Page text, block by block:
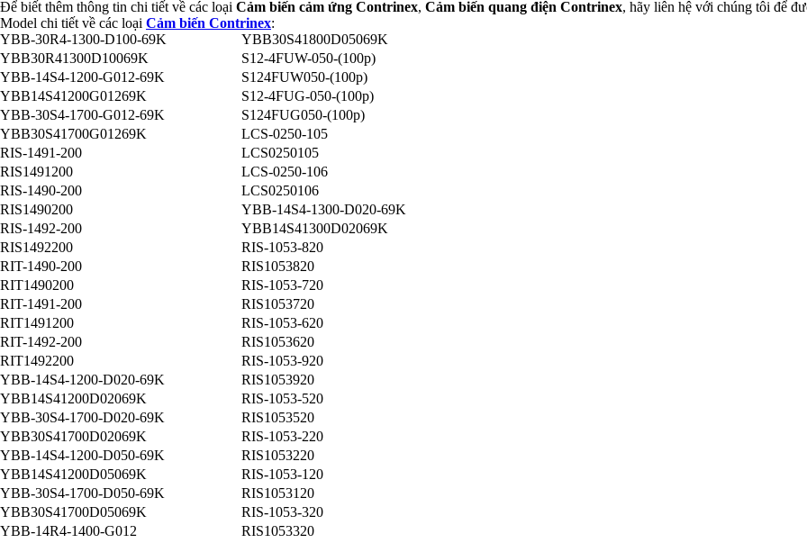
Để biết thêm thông tin chi tiết về các loại Cảm biến cảm ứng Contrinex, Cảm biến quang điện Contrinex, hãy liên hệ với chúng tôi để
Model chi tiết về các loại Cảm biến Contrinex:
YBB-30R4-1300-D100-69K
YBB30S41800D05069K
YBB30R41300D10069K
S12-4FUW-050-(100p)
YBB-14S4-1200-G012-69K
S124FUW050-(100p)
YBB14S41200G01269K
S12-4FUG-050-(100p)
YBB-30S4-1700-G012-69K
S124FUG050-(100p)
YBB30S41700G01269K
LCS-0250-105
RIS-1491-200
LCS0250105
RIS1491200
LCS-0250-106
RIS-1490-200
LCS0250106
RIS1490200
YBB-14S4-1300-D020-69K
RIS-1492-200
YBB14S41300D02069K
RIS1492200
RIS-1053-820
RIT-1490-200
RIS1053820
RIT1490200
RIS-1053-720
RIT-1491-200
RIS1053720
RIT1491200
RIS-1053-620
RIT-1492-200
RIS1053620
RIT1492200
RIS-1053-920
YBB-14S4-1200-D020-69K
RIS1053920
YBB14S41200D02069K
RIS-1053-520
YBB-30S4-1700-D020-69K
RIS1053520
YBB30S41700D02069K
RIS-1053-220
YBB-14S4-1200-D050-69K
RIS1053220
YBB14S41200D05069K
RIS-1053-120
YBB-30S4-1700-D050-69K
RIS1053120
YBB30S41700D05069K
RIS-1053-320
YBB-14R4-1400-G012
RIS1053320